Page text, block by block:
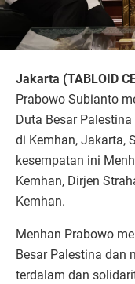
Jakarta (TABLOID
Prabowo Subianto
Duta Besar
di Kemhan, Jakarta,
kesempatan ini
Kemhan, Dirjen
Kemhan.
Menhan Prabowo
Besar Palestina dan
terdalam dan